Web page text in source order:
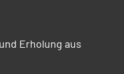
Erholung aus